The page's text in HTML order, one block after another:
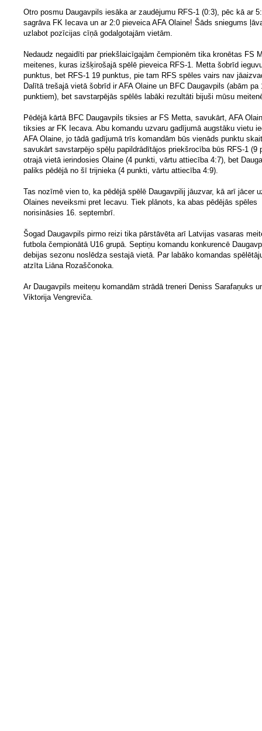
Otro posmu Daugavpils iesāka ar zaudējumu RFS-1 (0:3), pēc kā ar
sagrāva FK Iecava un ar 2:0 pieveica AFA Olaine! Šāds sniegums
uzlabot pozīcijas cīņā godalgotajām vietām.
Nedaudz negaidīti par priekšlaicīgajām čempionēm tika kronētas FS
meitenes, kuras izšķirošajā spēlē pieveica RFS-1. Metta šobrīd
punktus, bet RFS-1 19 punktus, pie tam RFS spēles vairs nav
Dalītā trešajā vietā šobrīd ir AFA Olaine un BFC Daugavpils (abām pa
punktiem), bet savstarpējās spēlēs labāki rezultāti bijuši mūsu
Pēdējā kārtā BFC Daugavpils tiksies ar FS Metta, savukārt, AFA
tiksies ar FK Iecava. Abu komandu uzvaru gadījumā augstāku vietu
AFA Olaine, jo tādā gadījumā trīs komandām būs vienāds punktu
savukārt savstarpējo spēļu papildrādītājos priekšrocība būs RFS-1 (9
otrajā vietā ierindosies Olaine (4 punkti, vārtu attiecība 4:7), bet
paliks pēdējā no šī trijnieka (4 punkti, vārtu attiecība 4:9).
Tas nozīmē vien to, ka pēdējā spēlē Daugavpilij jāuzvar, kā arī jācer
Olaines neveiksmi pret Iecavu. Tiek plānots, ka abas pēdējās spēles
norisināsies 16. septembrī.
Šogad Daugavpils pirmo reizi tika pārstāvēta arī Latvijas vasaras
futbola čempionātā U16 grupā. Septiņu komandu konkurencē
debijas sezonu noslēdza sestajā vietā. Par labāko komandas
atzīta Liāna Rozaščonoka.
Ar Daugavpils meiteņu komandām strādā treneri Deniss Sarafaņuks
Viktorija Vengreviča.